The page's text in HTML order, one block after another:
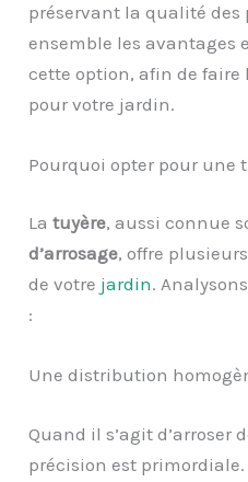
préservant la qualité des
ensemble les avantages
cette option, afin de
pour votre jardin.
Pourquoi opter pour une
Latuyère, aussi connue
d’arrosage, offre
de votre jardin.
:
Une distribution
Quand il s’agit d’arroser
précision est primordiale.